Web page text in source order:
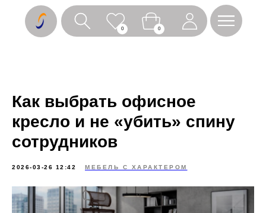
0 0
Как выбрать офисное
кресло и не «убить» спину
сотрудников
2026-03-26 12:42 МЕБЕЛЬ С ХАРАКТЕРОМ